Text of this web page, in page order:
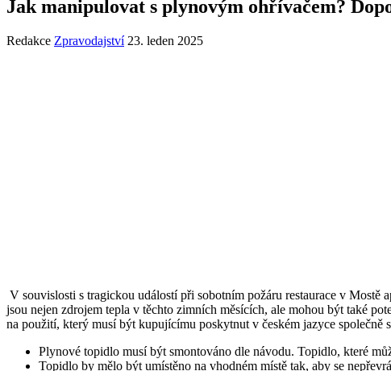
Jak manipulovat s plynovým ohřívačem?
Redakce Zpravodajství 23. leden 2025
V souvislosti s tragickou událostí při sobotním požáru restaurace v
jsou nejen zdrojem tepla v těchto zimních měsících, ale mohou být také
na použití, který musí být kupujícímu poskytnut v českém jazyce
Plynové topidlo musí být smontováno dle návodu. Topidlo, které
Topidlo by mělo být umístěno na vhodném místě tak, aby se